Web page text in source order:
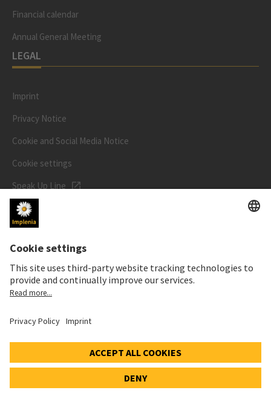
Financial calendar
Annual General Meeting
LEGAL
Imprint
Privacy Notice
Cookie and Social Media Notice
Cookie settings
Speak Up Line
STOCK PRICE
ISIN: CH0023868554
62,30 CHF
0,00 CHF (0,00%)
© 2026 Implenia AG